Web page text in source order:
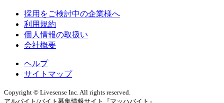
採用をご検討中の企業様へ
利用規約
個人情報の取扱い
会社概要
ヘルプ
サイトマップ
Copyright © Livesense Inc. All rights reserved.
アルバイト/バイト募集情報サイト『マッハバイト』